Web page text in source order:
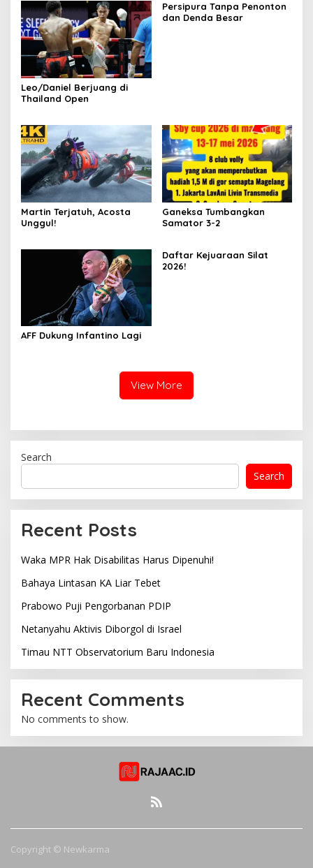
Leo/Daniel Berjuang di
Thailand Open
Persipura Tanpa Penonton
dan Denda Besar
Martin Terjatuh, Acosta
Unggul!
Ganeksa Tumbangkan
Samator 3-2
AFF Dukung Infantino Lagi
Daftar Kejuaraan Silat
2026!
View More
Search
Search
Recent Posts
Waka MPR Hak Disabilitas Harus Dipenuhi!
Bahaya Lintasan KA Liar Tebet
Prabowo Puji Pengorbanan PDIP
Netanyahu Aktivis Diborgol di Israel
Timau NTT Observatorium Baru Indonesia
Recent Comments
No comments to show.
Copyright © Newkarma